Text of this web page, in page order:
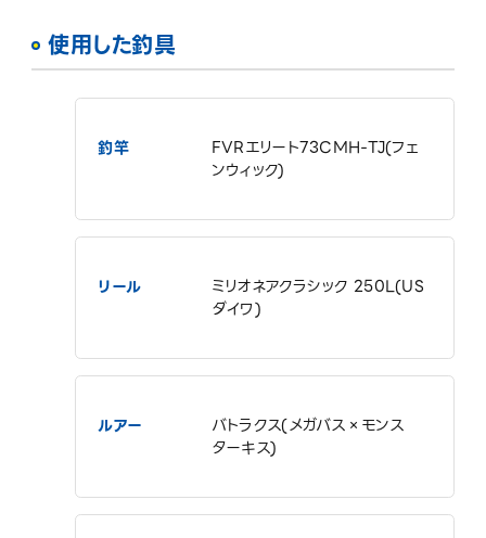
使用した釣具
釣竿
FVRエリート73CMH-TJ(フェ
ンウィック)
リール
ミリオネアクラシック 250L(US
ダイワ)
ルアー
バトラクス(メガバス×モンス
ターキス)